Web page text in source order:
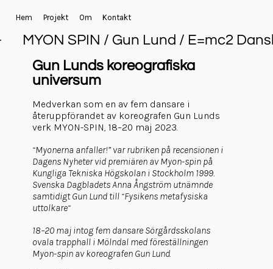
Hem Projekt Om Kontakt
MYON SPIN / Gun Lund / E=mc2
Gun Lunds koreografiska
universum
Medverkan som en av fem dansare i
återuppförandet av koreografen Gun Lunds
verk MYON-SPIN, 18–20 maj 2023.
“Myonerna anfaller!” var rubriken på recensionen i
Dagens Nyheter vid premiären av Myon-spin på
Kungliga Tekniska Högskolan i Stockholm 1999.
Svenska Dagbladets Anna Ångström utnämnde
samtidigt Gun Lund till “Fysikens metafysiska
uttolkare“
18–20 maj intog fem dansare Sörgårdsskolans
ovala trapphall i Mölndal med föreställningen
Myon-spin av koreografen Gun Lund.